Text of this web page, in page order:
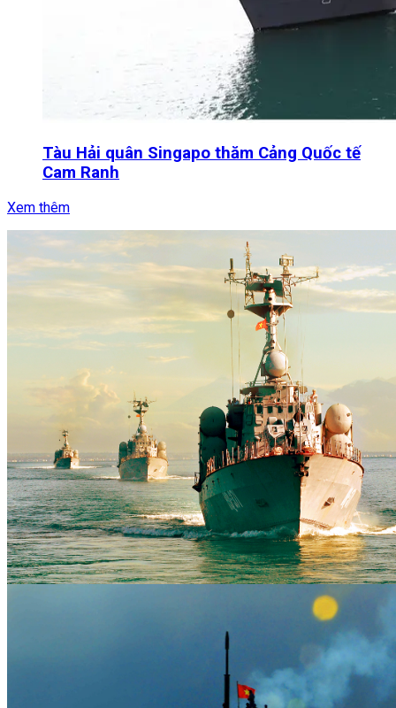
Tàu Hải quân Singapo thăm Cảng Quốc tế
Cam Ranh
Xem thêm